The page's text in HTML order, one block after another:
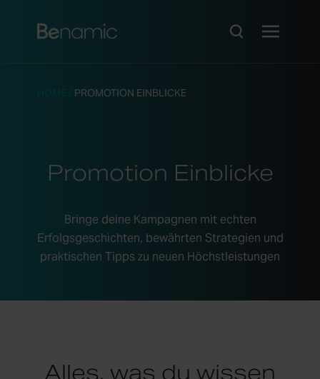
PROMOTION EINBLICKE
Promotion Einblicke
Bringe deine Kampagnen mit echten
Erfolgsgeschichten, bewährten Strategien und
praktischen Tipps zu neuen Höchstleistungen
Alles, was du wissen